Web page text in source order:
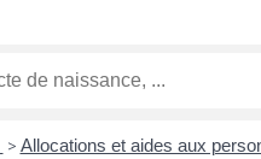
> Allocations et aides aux